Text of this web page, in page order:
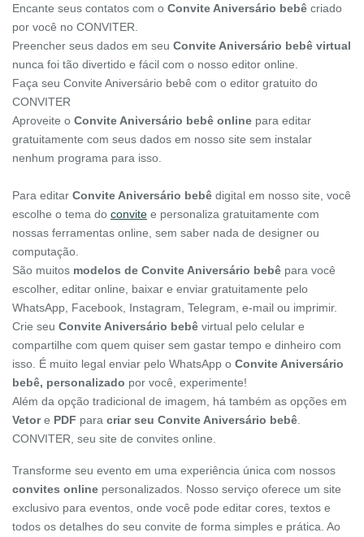
Encante seus contatos com o Convite Aniversário bebê criado
por você no CONVITER.
Preencher seus dados em seu Convite Aniversário bebê virtual
nunca foi tão divertido e fácil com o nosso editor online.
Faça seu Convite Aniversário bebê com o editor gratuito do
CONVITER
Aproveite o Convite Aniversário bebê online para editar
gratuitamente com seus dados em nosso site sem instalar
nenhum programa para isso.
Para editar Convite Aniversário bebê digital em nosso site, você
escolhe o tema do convite e personaliza gratuitamente com
nossas ferramentas online, sem saber nada de designer ou
computação.
São muitos modelos de Convite Aniversário bebê para você
escolher, editar online, baixar e enviar gratuitamente pelo
WhatsApp, Facebook, Instagram, Telegram, e-mail ou imprimir.
Crie seu Convite Aniversário bebê virtual pelo celular e
compartilhe com quem quiser sem gastar tempo e dinheiro com
isso. É muito legal enviar pelo WhatsApp o Convite Aniversário
bebê, personalizado por você, experimente!
Além da opção tradicional de imagem, há também as opções em
Vetore PDF para criar seu Convite Aniversário bebê
CONVITER, seu site de convites online.
Transforme seu evento em uma experiência única com nossos
convites online personalizados. Nosso serviço oferece um site
exclusivo para eventos, onde você pode editar cores, textos e
todos os detalhes do seu convite de forma simples e prática. Ao